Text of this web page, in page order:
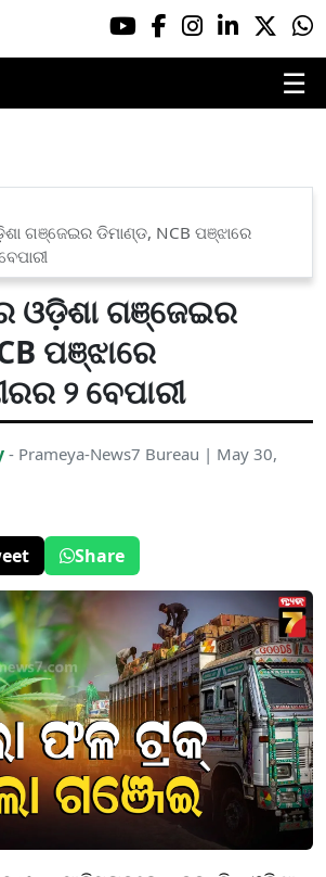
☰
ଗଞ୍ଜେଇର ଡିମାଣ୍ଡ, NCB ପଞ୍ଝାରେ
ଓଡ଼ିଶା ଗଞ୍ଜେଇର
ପଞ୍ଝାରେ
୨ ବେପାରୀ
- Prameya-News7 Bureau | May 30,
Share